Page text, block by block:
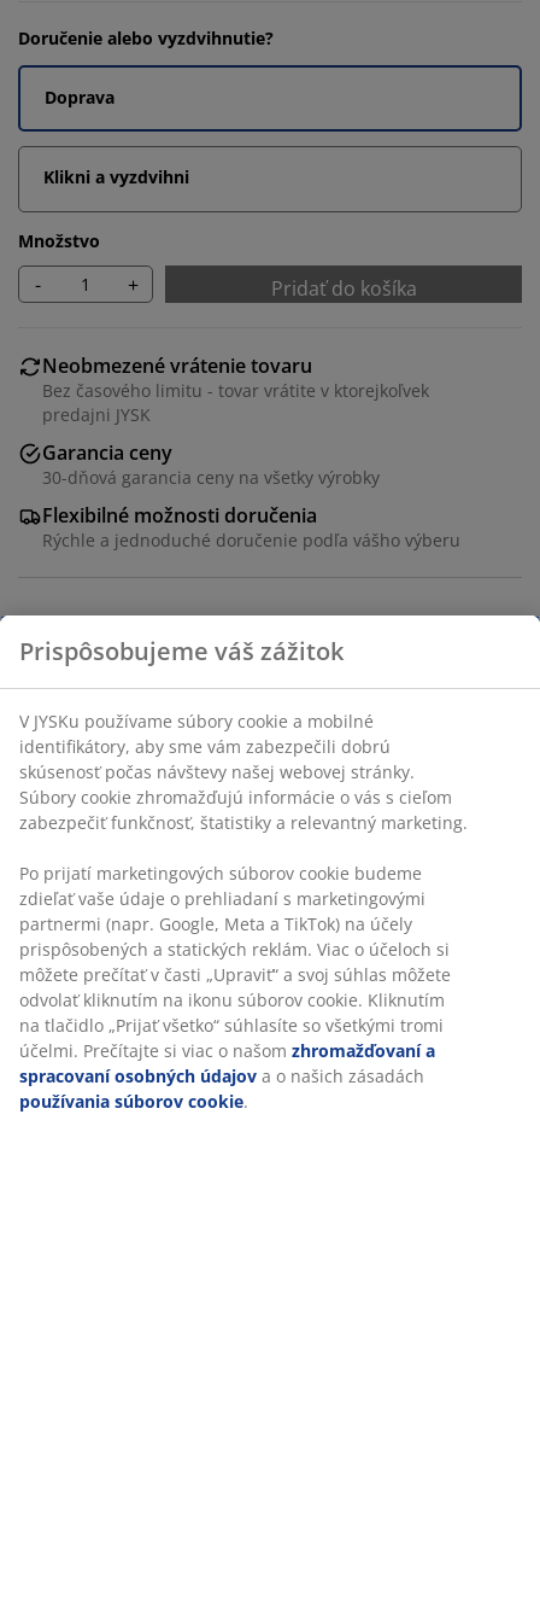
Doručenie alebo vyzdvihnutie?
Doprava
Klikni a vyzdvihni
Množstvo
- + Pridať do košíka
Neobmezené vrátenie tovaru
Bez časového limitu - tovar vrátite v ktorejkoľvek
predajni JYSK
Garancia ceny
30-dňová garancia ceny na všetky výrobky
Flexibilné možnosti doručenia
Rýchle a jednoduché doručenie podľa vášho výberu
Čierne ohnisko s minimalistickým dizajnom vyrobené z
ocele, ktoré časom získa jedinečný rustikálny vzhľad.
Ideálne na vytvorenie teplej a útulnej atmosféry počas
vonkajších stretnutí. Ø59 x V16 cm
SKU: 6400058
Návod na montáž
Špecifikácie
Hodnotenia
(60)
Prispôsobujeme váš zážitok
V JYSKu používame súbory cookie a mobilné
identifikátory, aby sme vám zabezpečili dobrú
skúsenosť počas návštevy našej webovej stránky.
Súbory cookie zhromažďujú informácie o vás s cieľom
zabezpečiť funkčnosť, štatistiky a relevantný marketing.
Po prijatí marketingových súborov cookie budeme
zdieľať vaše údaje o prehliadaní s marketingovými
partnermi (napr. Google, Meta a TikTok) na účely
prispôsobených a statických reklám. Viac o účeloch si
môžete prečítať v časti „Upraviť“ a svoj súhlas môžete
odvolať kliknutím na ikonu súborov cookie. Kliknutím
na tlačidlo „Prijať všetko“ súhlasíte so všetkými tromi
účelmi. Prečítajte si viac o našom zhromažďovaní a
spracovaní osobných údajov a o našich zásadách
používania súborov cookie.